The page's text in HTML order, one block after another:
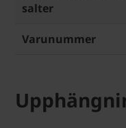
salter
Varunummer